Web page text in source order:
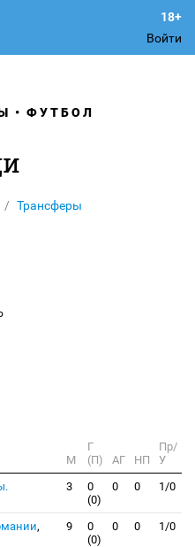
Войти
ФУТБОЛ
Трансферы
М
Г
(П)
АГ НП
Пр/
У
3
0
(0)
0 0 1/0
,
9
0
(0)
0 0 1/0